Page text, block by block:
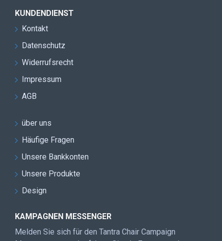
KUNDENDIENST
Kontakt
Datenschutz
Widerrufsrecht
Impressum
AGB
über uns
Häufige Fragen
Unsere Bankkonten
Unsere Produkte
Design
KAMPAGNEN MESSENGER
Melden Sie sich für den Tantra Chair Campaign